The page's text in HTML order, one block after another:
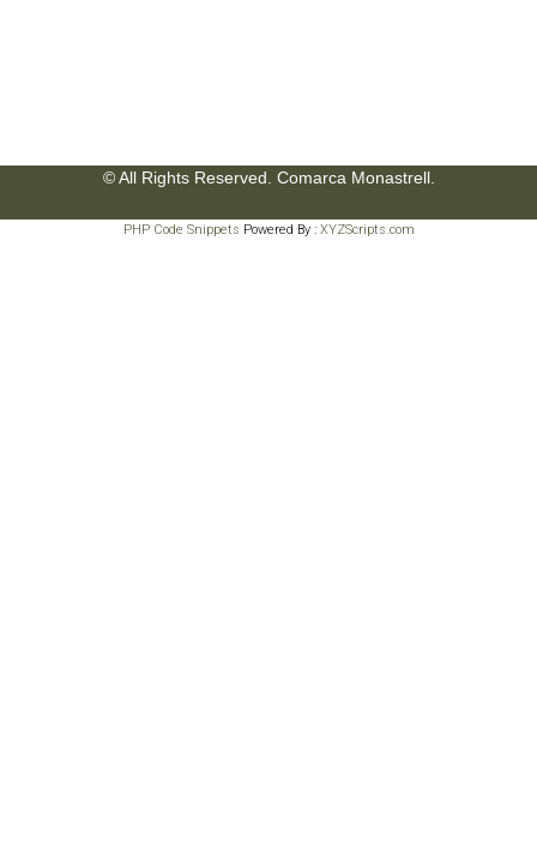
© All Rights Reserved. Comarca Monastrell.
PHP Code Snippets Powered By : XYZScripts.com